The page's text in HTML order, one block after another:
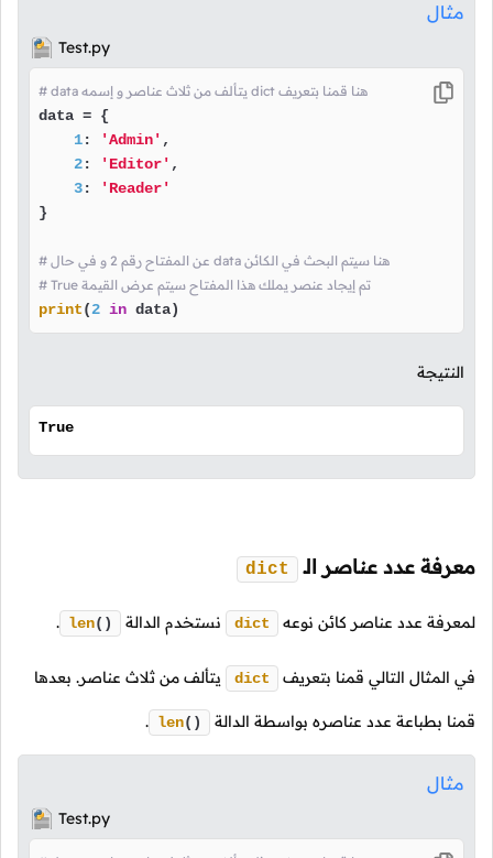
مثال
Test.py
# data يتألف من ثلاث عناصر و إسمه dict هنا قمنا بتعريف
data = {
1: 'Admin' ,
2: 'Editor' ,
3:
'Reader'
}
# عن المفتاح رقم 2 و في حال data هنا سيتم البحث في الكائن
print(2 in data)
النتيجة
True
معرفة عدد عناصر الـ dict
لمعرفة عدد عناصر كائن نوعه dict نستخدم الدالة len()
.
في المثال التالي قمنا بتعريف dict يتألف من ثلاث عناصر. بعدها
قمنا بطباعة عدد عناصره بواسطة الدالة len()
.
مثال
Test.py